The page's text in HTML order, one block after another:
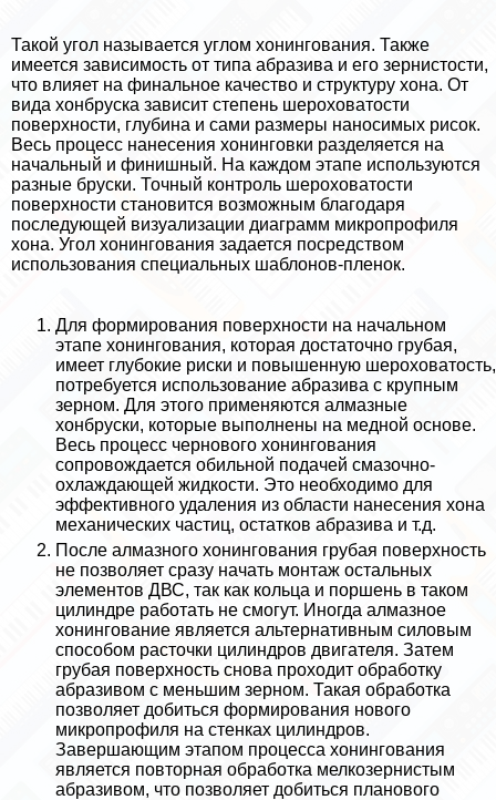
Такой угол называется углом хонингования. Также
имеется зависимость от типа абразива и его зернистости,
что влияет на финальное качество и структуру хона. От
вида хонбруска зависит степень шероховатости
поверхности, глубина и сами размеры наносимых рисок.
Весь процесс нанесения хонинговки разделяется на
начальный и финишный. На каждом этапе используются
разные бруски. Точный контроль шероховатости
поверхности становится возможным благодаря
последующей визуализации диаграмм микропрофиля
хона. Угол хонингования задается посредством
использования специальных шаблонов-пленок.
Для формирования поверхности на начальном
этапе хонингования, которая достаточно грубая,
имеет глубокие риски и повышенную шероховатость,
потребуется использование абразива с крупным
зерном. Для этого применяются алмазные
хонбруски, которые выполнены на медной основе.
Весь процесс чернового хонингования
сопровождается обильной подачей смaзoчно-
охлаждающей жидкости. Это необходимо для
эффективного удаления из области нанесения хона
механических частиц, остатков абразива и т.д.
После алмазного хонингования грубая поверхность
не позволяет сразу начать монтаж остальных
элементов ДВС, так как кольца и поршень в таком
цилиндре работать не смогут. Иногда алмазное
хонингование является альтернативным силовым
способом расточки цилиндров двигателя. Затем
грубая поверхность снова проходит обработку
абразивом с меньшим зерном. Такая обработка
позволяет добиться формирования нового
микропрофиля на стенках цилиндров.
Завершающим этапом процесса хонингования
является повторная обработка мелкозернистым
абразивом, что позволяет добиться планового